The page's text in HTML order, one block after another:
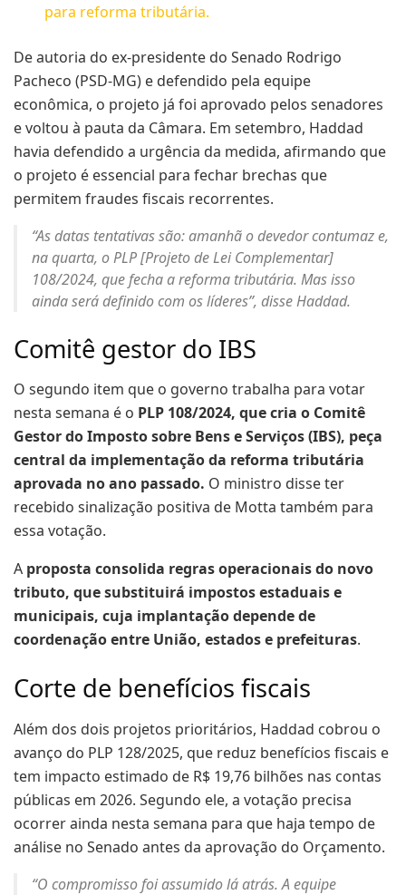
para reforma tributária.
De autoria do ex-presidente do Senado Rodrigo
Pacheco (PSD-MG) e defendido pela equipe
econômica, o projeto já foi aprovado pelos senadores
e voltou à pauta da Câmara. Em setembro, Haddad
havia defendido a urgência da medida, afirmando que
o projeto é essencial para fechar brechas que
permitem fraudes fiscais recorrentes.
“As datas tentativas são: amanhã o devedor contumaz e,
na quarta, o PLP [Projeto de Lei Complementar]
108/2024, que fecha a reforma tributária. Mas isso
ainda será definido com os líderes”, disse Haddad.
Comitê gestor do IBS
O segundo item que o governo trabalha para votar
nesta semana é o PLP 108/2024, que cria o Comitê
Gestor do Imposto sobre Bens e Serviços (IBS), peça
central da implementação da reforma tributária
aprovada no ano passado. O ministro disse ter
recebido sinalização positiva de Motta também para
essa votação.
A proposta consolida regras operacionais do novo
tributo, que substituirá impostos estaduais e
municipais, cuja implantação depende de
coordenação entre União, estados e prefeituras.
Corte de benefícios fiscais
Além dos dois projetos prioritários, Haddad cobrou o
avanço do PLP 128/2025, que reduz benefícios fiscais e
tem impacto estimado de R$ 19,76 bilhões nas contas
públicas em 2026. Segundo ele, a votação precisa
ocorrer ainda nesta semana para que haja tempo de
análise no Senado antes da aprovação do Orçamento.
“O compromisso foi assumido lá atrás. A equipe